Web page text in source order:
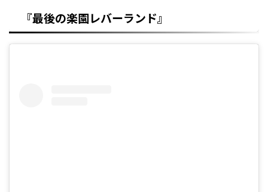
『最後の楽園レバーランド』